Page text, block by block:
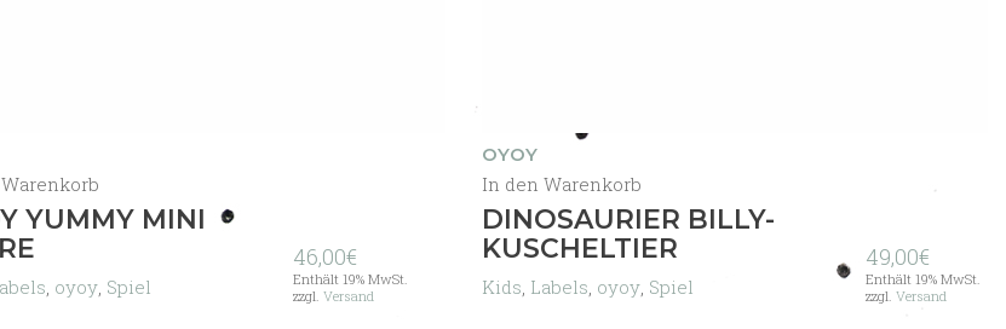
YUMMY MINI
oyoy, Spiel
46,00€
Enthält 19% MwSt.
zzgl.Versand
OYOY
In den Warenkorb
DINOSAURIER BILLY-
KUSCHELTIER
Kids Labels oyoy, Spiel
49,00€
Enthält 19% MwSt.
zzgl. Versand